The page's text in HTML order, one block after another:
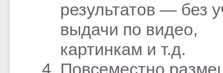
результатов — без
выдачи по видео,
картинкам и т.д.
Повсеместно